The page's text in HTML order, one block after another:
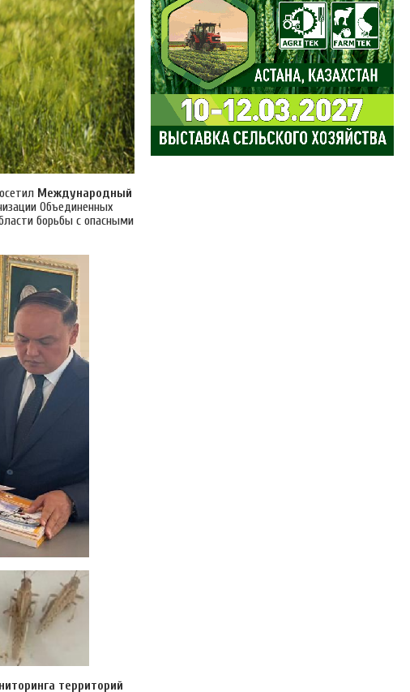
Международный
Объединенных
борьбы с опасными
территорий